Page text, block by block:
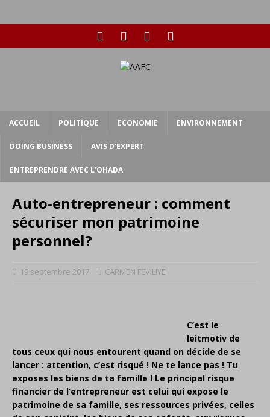
ACCUEIL POLITIQUE ECONOMIE ENVIRONNEMENT
DOING BUSINESS AVIS D’EXPERT
ENTREPRENDRE AVEC L’OHADA
Auto-entrepreneur : comment
sécuriser mon patrimoine
personnel?
19 septembre 2017 CARMEN FEVILIYE
C’est le
leitmotiv de
tous ceux qui nous entourent quand on décide de se
lancer : attention, c’est risqué ! Ne te lance pas ! Tu
exposes les biens de ta famille ! Le principal risque
financier de l’entrepreneur est celui qui expose le
patrimoine de sa famille, ses ressources privées, celles